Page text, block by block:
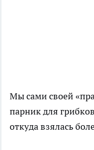
Мы сами своей
парник для
откуда взялась